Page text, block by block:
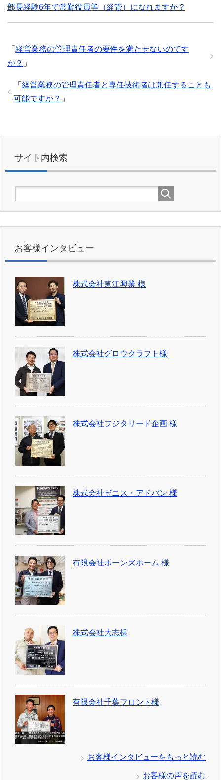
部長経験6年で常勤役員等（経管）になれますか？
「 経営業務の管理責任者の要件を満たせないのです
が？ 」
「 経営業務の管理責任者と専任技術者は兼任することも
可能ですか？ 」
サイト内検索
お客様インタビュー
株式会社東江興業 様
株式会社グロウクラフト様
株式会社フジタリード企画 様
株式会社ゼニス・アドバン 様
有限会社ボーンズホーム 様
株式会社大志様
有限会社千葉フロント様
お客様インタビューをもっと読む
お客様の声を読む